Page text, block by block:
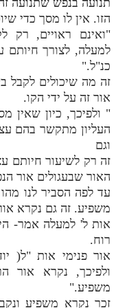
הזו. אין לו מסך כדי
"ואינם ראויים, רק
למעלה, לצורך
כנ"ל."
זה מה שיכולים לקבל
אור זה על ידי הקו.
" ולפיכך, כיון שאין
העליון מתקשר בהם
וגם
זה רק לשיעור חיותם
האור שבעגולים אור
עד לפה הסביר לנו
משפיע. זה גם נקרא
אות ל' למעלה אמר-
רוח.
אור פנימי אות "ל(
ולפיכך, נקרא אור
משפיע."
זכר נקרא משפיע